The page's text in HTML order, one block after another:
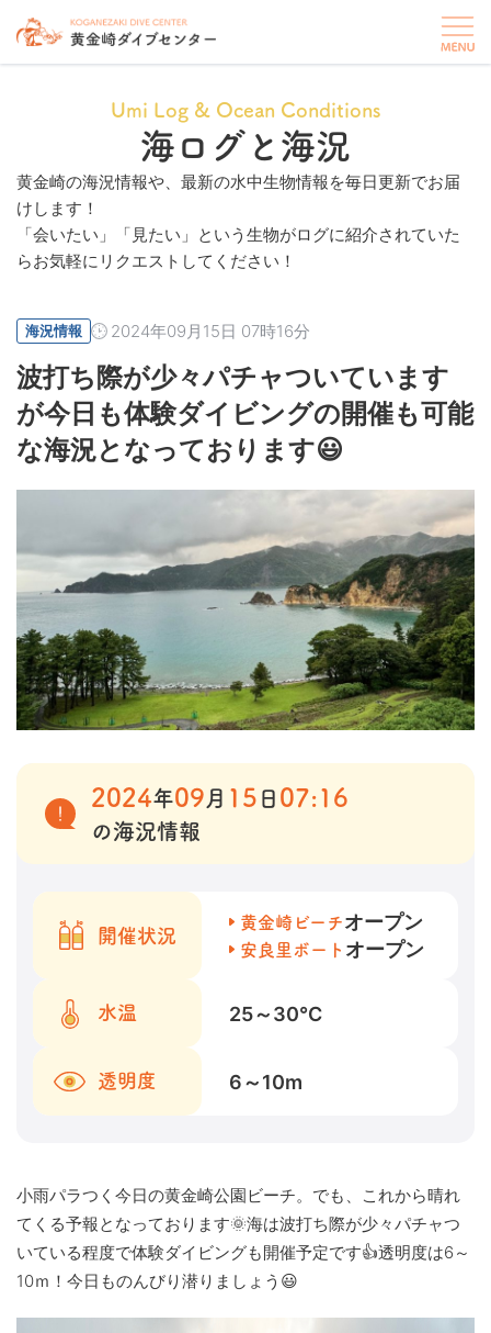
Umi Log & Ocean Conditions
海ログと海況
黄金崎の海況情報や、最新の水中生物情報を毎日更新でお届
けします！
「会いたい」「見たい」という生物がログに紹介されていた
らお気軽にリクエストしてください！
海況情報 2024年09月15日 07時16分
波打ち際が少々パチャついています
が今日も体験ダイビングの開催も可能
な海況となっております😃
2024年09 月 15 日 07:16
の海況情報
開催状況
黄金崎ビーチオープン
安良里ボート オープン
水温 25～30℃
透明度 6～10m
小雨パラつく今日の黄金崎公園ビーチ。でも、これから晴れ
てくる予報となっております🌞海は波打ち際が少々パチャつ
いている程度で体験ダイビングも開催予定です👍透明度は6～
10ｍ！今日ものんびり潜りましょう😃